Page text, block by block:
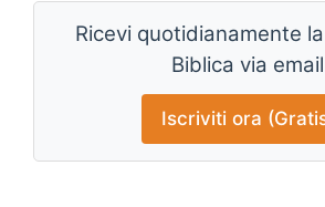
Ricevi quotidianamente
Biblica via email
Iscriviti ora